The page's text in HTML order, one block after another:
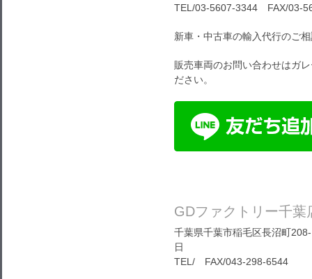
TEL/03-5607-3344 FAX/03-
新車・中古車の輸入代行のご
販売車両のお問い合わせはガ
ださい。
GDファクトリー千葉
千葉県千葉市稲毛区長沼町
日
TEL/ FAX/043-298-6544